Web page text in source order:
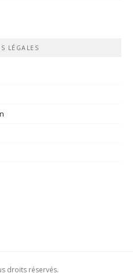
LÉGALES
droits réservés.